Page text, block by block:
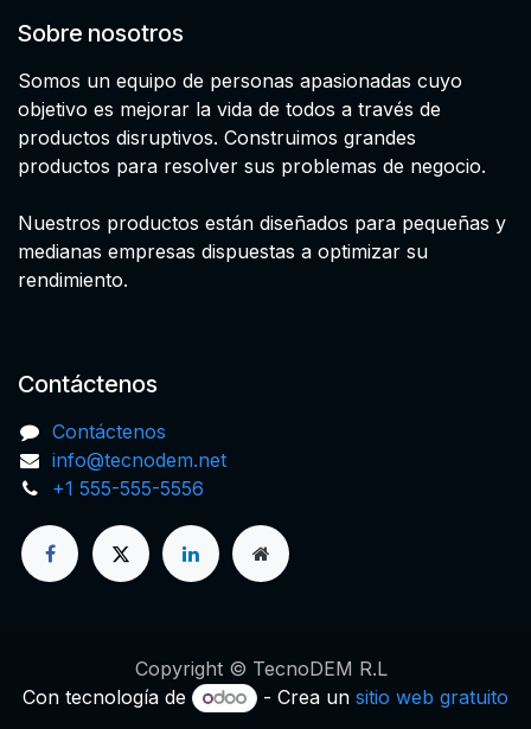
Sobre nosotros
Somos un equipo de personas apasionadas cuyo
objetivo es mejorar la vida de todos a través de
productos disruptivos. Construimos grandes
productos para resolver sus problemas de negocio.
Nuestros productos están diseñados para pequeñas y
medianas empresas dispuestas a optimizar su
rendimiento.
Contáctenos
Contáctenos
info@tecnodem.net
+1 555-555-5556
Copyright © TecnoDEM R.L
Con tecnología de
- Crea un sitio web gratuito